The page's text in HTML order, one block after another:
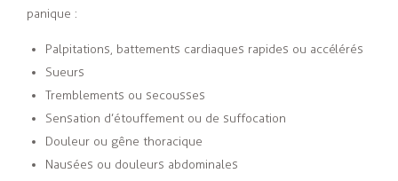
panique :
Palpitations, battements cardiaques rapides ou accélérés
Sueurs
Tremblements ou secousses
Sensation d’étouffement ou de suffocation
Douleur ou gêne thoracique
Nausées ou douleurs abdominales